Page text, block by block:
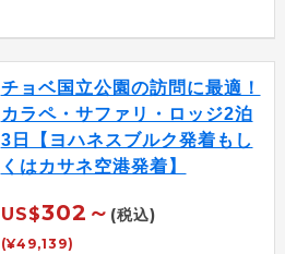
チョベ国立公園の訪問に最適！
カラペ・サファリ・ロッジ2泊
3日【ヨハネスブルク発着もし
くはカサネ空港発着】
US$302～ (税込)
(¥49,139)